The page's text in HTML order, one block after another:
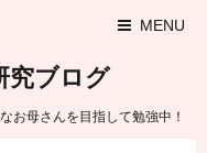
MENU
究ブログ
お母さんを目指して勉強中！